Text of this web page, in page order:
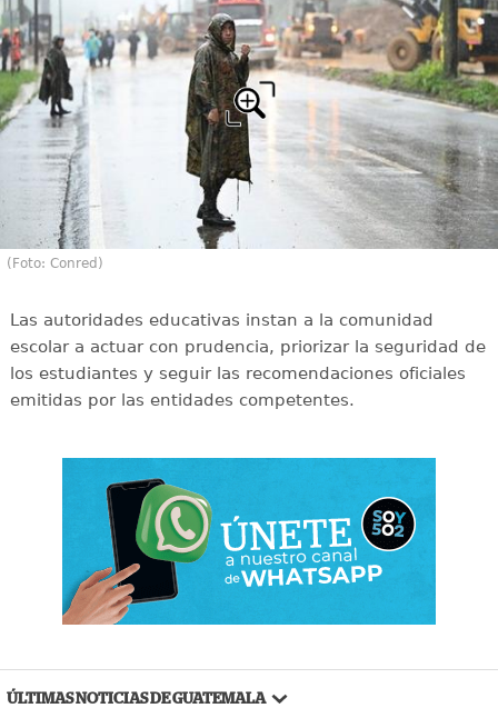
(Foto: Conred)
Las autoridades educativas instan a la comunidad
escolar a actuar con prudencia, priorizar la seguridad de
los estudiantes y seguir las recomendaciones oficiales
emitidas por las entidades competentes.
ÚLTIMAS NOTICIAS DE GUATEMALA